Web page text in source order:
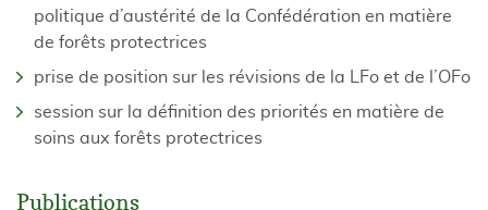
politique d’austérité de la Confédération en matière
de forêts protectrices
prise de position sur les révisions de la LFo et de l’OFo
session sur la définition des priorités en matière de
soins aux forêts protectrices
Publications